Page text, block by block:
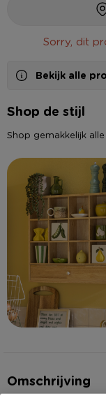
Sorry, dit
Bekijk alle
Shop de stijl
Shop gemakkelijk
Omschrijving